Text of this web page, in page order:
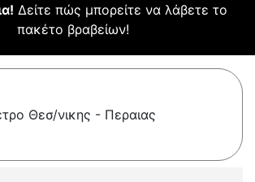
Δείτε πώς μπορείτε να λάβετε το
πακέτο βραβείων!
Θεσ/νικης - Περαιας